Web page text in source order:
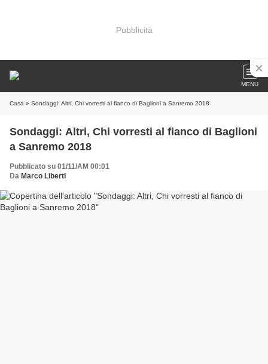
Pubblicità
MENU
Casa » Sondaggi: Altri, Chi vorresti al fianco di Baglioni a Sanremo 2018
Sondaggi: Altri, Chi vorresti al fianco di Baglioni
a Sanremo 2018
Pubblicato su 01/11/AM 00:01
Da Marco Liberti